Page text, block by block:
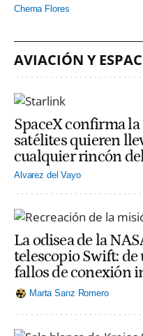
Chema Flores
AVIACIÓN Y
SpaceX confirma la
satélites quieren
cualquier rincón
Alvarez del Vayo
La odisea de la
telescopio Swift: de
fallos de conexión
Marta Sanz Romero